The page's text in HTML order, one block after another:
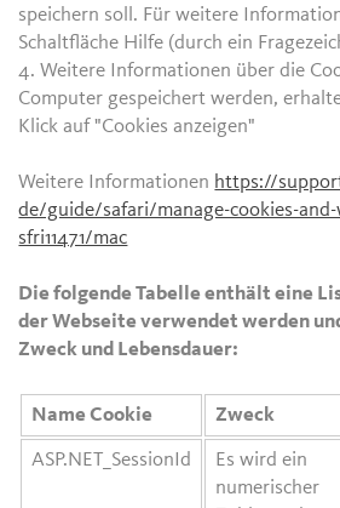
speichern soll. Für weitere
Schaltfläche Hilfe (durch ein
4. Weitere Informationen über die
Computer gespeichert werden,
Klick auf "Cookies anzeigen"
Weitere Informationen https://
de/guide/safari/manage-cookies-
sfri11471/mac
Die folgende Tabelle enthält eine
der Webseite verwendet werden
Zweck und Lebensdauer:
Name Cookie Zweck
ASP.NET_SessionId
Es wird ein
numerischer